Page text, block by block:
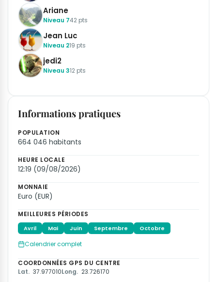
Ariane
Niveau 742 pts
Jean Luc
Niveau 219 pts
jedi2
Niveau 312 pts
Informations pratiques
POPULATION
664 046 habitants
HEURE LOCALE
12:19 (09/08/2026)
MONNAIE
Euro (EUR)
MEILLEURES PÉRIODES
Avril Mai Juin Septembre Octobre
Calendrier complet
COORDONNÉES GPS DU CENTRE
Lat. 37.977010Long. 23.726170